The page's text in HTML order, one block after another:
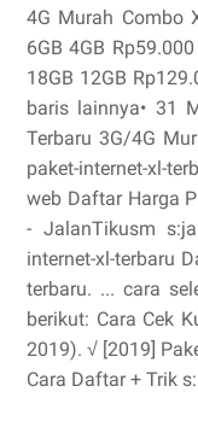
4G Murah Combo
6GB 4GB
18GB 12GB
baris lainnya• 31
Terbaru 3G/4G
paket-internet-xl-
web Daftar Harga
- JalanTikusm
internet-xl-terbaru
terbaru. ... cara
berikut: Cara Cek
2019). √ [2019]
Cara Daftar + Trik